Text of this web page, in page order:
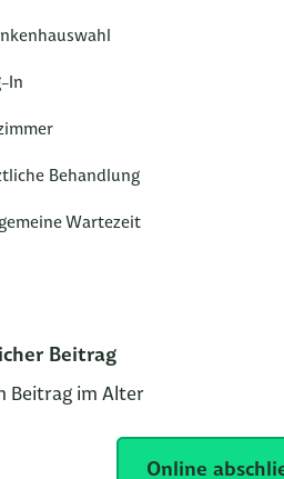
In
Behandlung
Wartezeit
Beitrag
Beitrag im Alter
Online